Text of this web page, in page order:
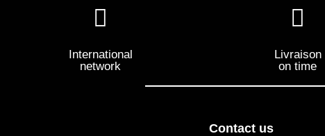
International
network
Livraison
on time
Contact us